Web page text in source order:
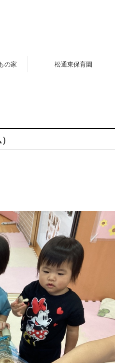
の家 松通東保育園